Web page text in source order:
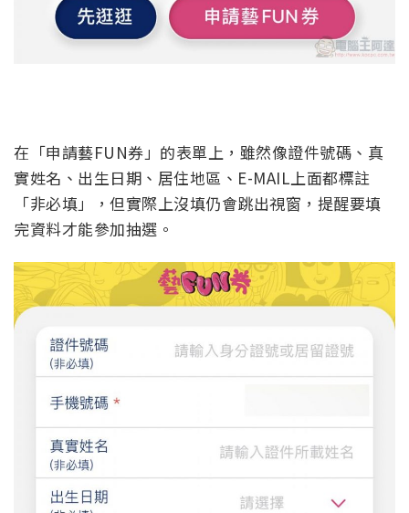
在「申請藝FUN券」的表單上，雖然像證件號碼、真
實姓名、出生日期、居住地區、E-MAIL上面都標註
「非必填」，但實際上沒填仍會跳出視窗，提醒要填
完資料才能參加抽選。